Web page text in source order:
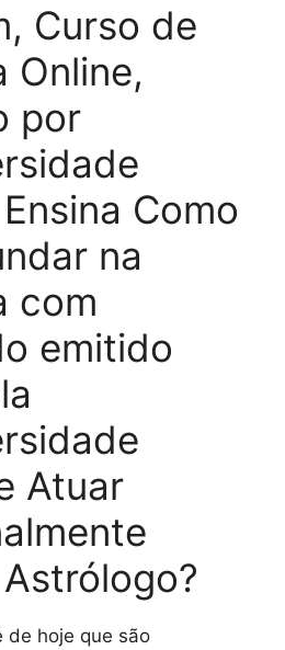
Curso de
Online,
por
Como
na
com
emitido
Atuar
de hoje que são